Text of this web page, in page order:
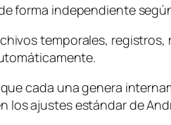
forma independiente
temporales,
cada una genera
los ajustes estándar de